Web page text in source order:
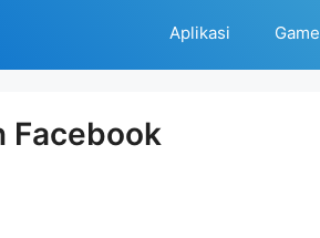
Aplikasi Game
Facebook